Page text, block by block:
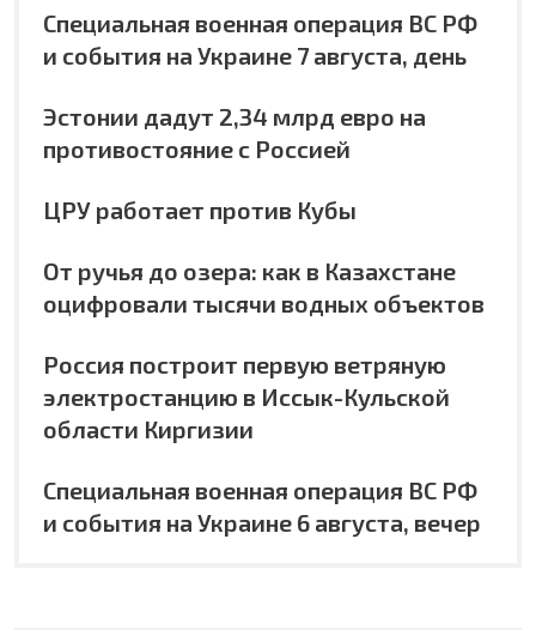
Специальная военная операция ВС РФ
и события на Украине 7 августа, день
Эстонии дадут 2,34 млрд евро на
противостояние с Россией
ЦРУ работает против Кубы
От ручья до озера: как в Казахстане
оцифровали тысячи водных объектов
Россия построит первую ветряную
электростанцию в Иссык-Кульской
области Киргизии
Специальная военная операция ВС РФ
и события на Украине 6 августа, вечер